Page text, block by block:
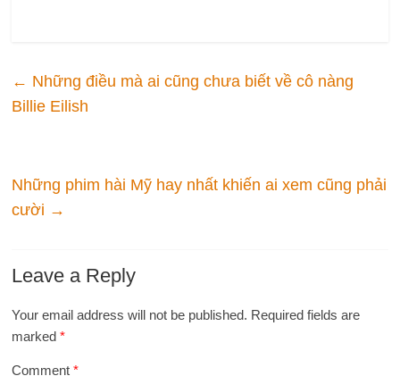
← Những điều mà ai cũng chưa biết về cô nàng
Billie Eilish
Những phim hài Mỹ hay nhất khiến ai xem cũng phải
cười →
Leave a Reply
Your email address will not be published. Required fields are
marked*
Comment*